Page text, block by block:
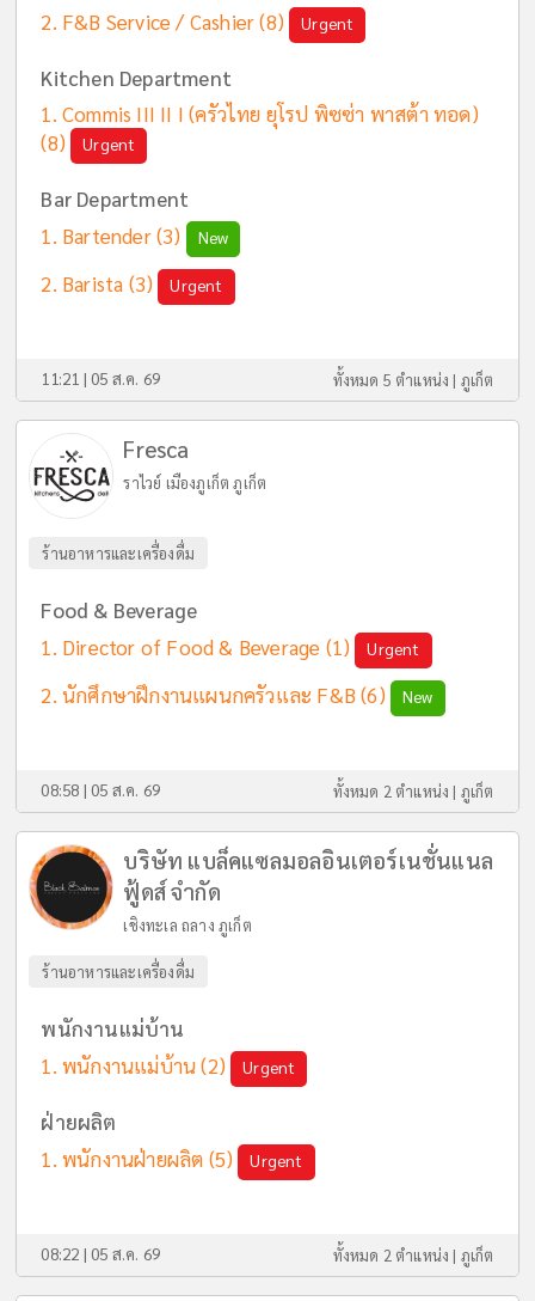
F&B Service / Cashier(8) Urgent
Kitchen Department
Commis III II I (ครัวไทย ยุโรป พิซซ่า พาสต้า ทอด)
(8)
Urgent
Bar Department
Bartender(3) New
Barista (3) Urgent
11:21 | 05 ส.ค. 69 ทั้งหมด 5 ตำแหน่ง | ภูเก็ต
Fresca
ราไวย์ เมืองภูเก็ต ภูเก็ต
ร้านอาหารและเครื่องดื่ม
Food & Beverage
Director of Food & Beverage (1) Urgent
นักศึกษาฝึกงานแผนกครัวและ F&B (6) New
08:58 | 05 ส.ค. 69 ทั้งหมด 2 ตำแหน่ง | ภูเก็ต
บริษัท แบล็คแซลมอลอินเตอร์เนชั่นแนล
ฟู้ดส์ จำกัด
เชิงทะเล ถลาง ภูเก็ต
ร้านอาหารและเครื่องดื่ม
พนักงานแม่บ้าน
พนักงานแม่บ้าน(2) Urgent
ฝ่ายผลิต
พนักงานฝ่ายผลิต (5) Urgent
08:22 | 05 ส.ค. 69 ทั้งหมด 2 ตำแหน่ง | ภูเก็ต